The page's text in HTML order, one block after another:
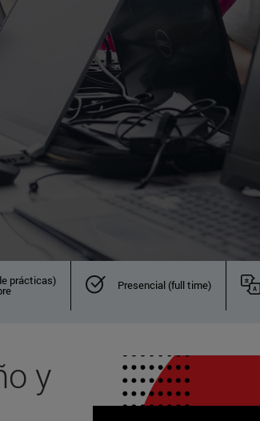
prácticas) Presencial (full time)
y